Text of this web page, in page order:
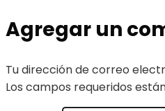
Agregar un
Tu dirección de correo
Los campos requeridos